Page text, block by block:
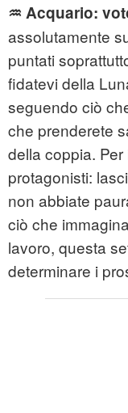
♒ Acquario:
assolutamente
puntati
fidatevi della
seguendo ciò
che prenderete
della coppia.
protagonisti:
non abbiate
ciò che
lavoro, questa
determinare i